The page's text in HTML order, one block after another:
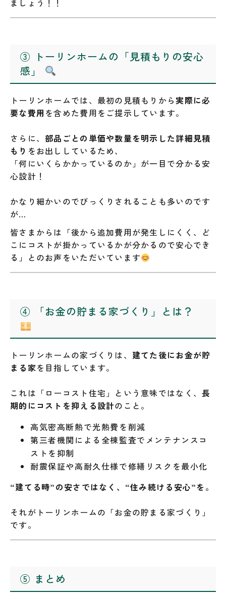
ましょう！！
③ トーリンホームの「見積もりの安心
感」
トーリンホームでは、最初の見積もりから実際に必
要な費用 を含めた費用をご提示しています。
さらに、部品ごとの単価や数量を明示した詳細見積
もり をお出ししているため、
「何にいくらかかっているのか」が一目で分かる安
心設計！
かなり細かいのでびっくりされることも多いのです
が…
皆さまからは「後から追加費用が発生しにくく、ど
こにコストが掛かっているかが分かるので安心でき
る」とのお声をいただいています
④ 「お金の貯まる家づくり」とは？
トーリンホームの家づくりは、 建てた後にお金が貯
まる家を目指しています。
これは「ローコスト住宅」という意味ではなく、長
期的にコストを抑える設計のこと。
高気密高断熱で光熱費を削減
第三者機関による全棟監査でメンテナンスコ
ストを抑制
耐震保証や高耐久仕様で修繕リスクを最小化
“建てる時”の安さではなく、“住み続ける安心”を。
それがトーリンホームの「お金の貯まる家づくり」
です。
⑤ まとめ